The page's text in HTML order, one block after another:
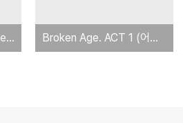
The Elder Scrolls Online - The Arrival Cinematic Trailer Broken Age. ACT 1 (어드벤쳐)